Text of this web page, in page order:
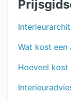
Wat kost een
Hoeveel kost